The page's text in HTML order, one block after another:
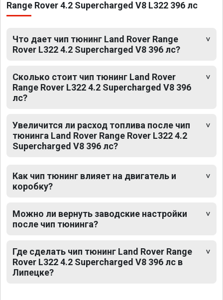
Range Rover 4.2 Supercharged V8 L322 396 лс
Что дает чип тюнинг Land Rover Range
Rover L322 4.2 Supercharged V8 396 лс?
Сколько стоит чип тюнинг Land Rover
Range Rover L322 4.2 Supercharged V8 396
лс?
Увеличится ли расход топлива после чип
тюнинга Land Rover Range Rover L322 4.2
Supercharged V8 396 лс?
Как чип тюнинг влияет на двигатель и
коробку?
Можно ли вернуть заводские настройки
после чип тюнинга?
Где сделать чип тюнинг Land Rover Range
Rover L322 4.2 Supercharged V8 396 лс в
Липецке?